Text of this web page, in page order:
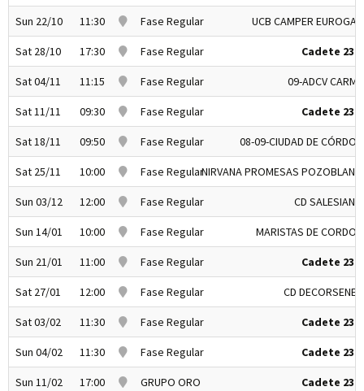
Sun 22/10 11:30 Fase Regular UCB CAMPER
Sat 28/10 17:30 Fase Regular Cadete 23-
Sat 04/11 11:15 Fase Regular 09-ADCV
Sat 11/11 09:30 Fase Regular Cadete 23-
Sat 18/11 09:50 Fase Regular 08-09-CIUDAD DE
Sat 25/11 10:00 Fase RegularNIRVANA PROMESAS
Sun 03/12 12:00 Fase Regular CD
Sun 14/01 10:00 Fase Regular MARISTAS DE
Sun 21/01 11:00 Fase Regular Cadete 23-
Sat 27/01 12:00 Fase Regular CD
Sat 03/02 11:30 Fase Regular Cadete 23-
Sun 04/02 11:30 Fase Regular Cadete 23-
Sun 11/02 17:00 GRUPO ORO Cadete 23-